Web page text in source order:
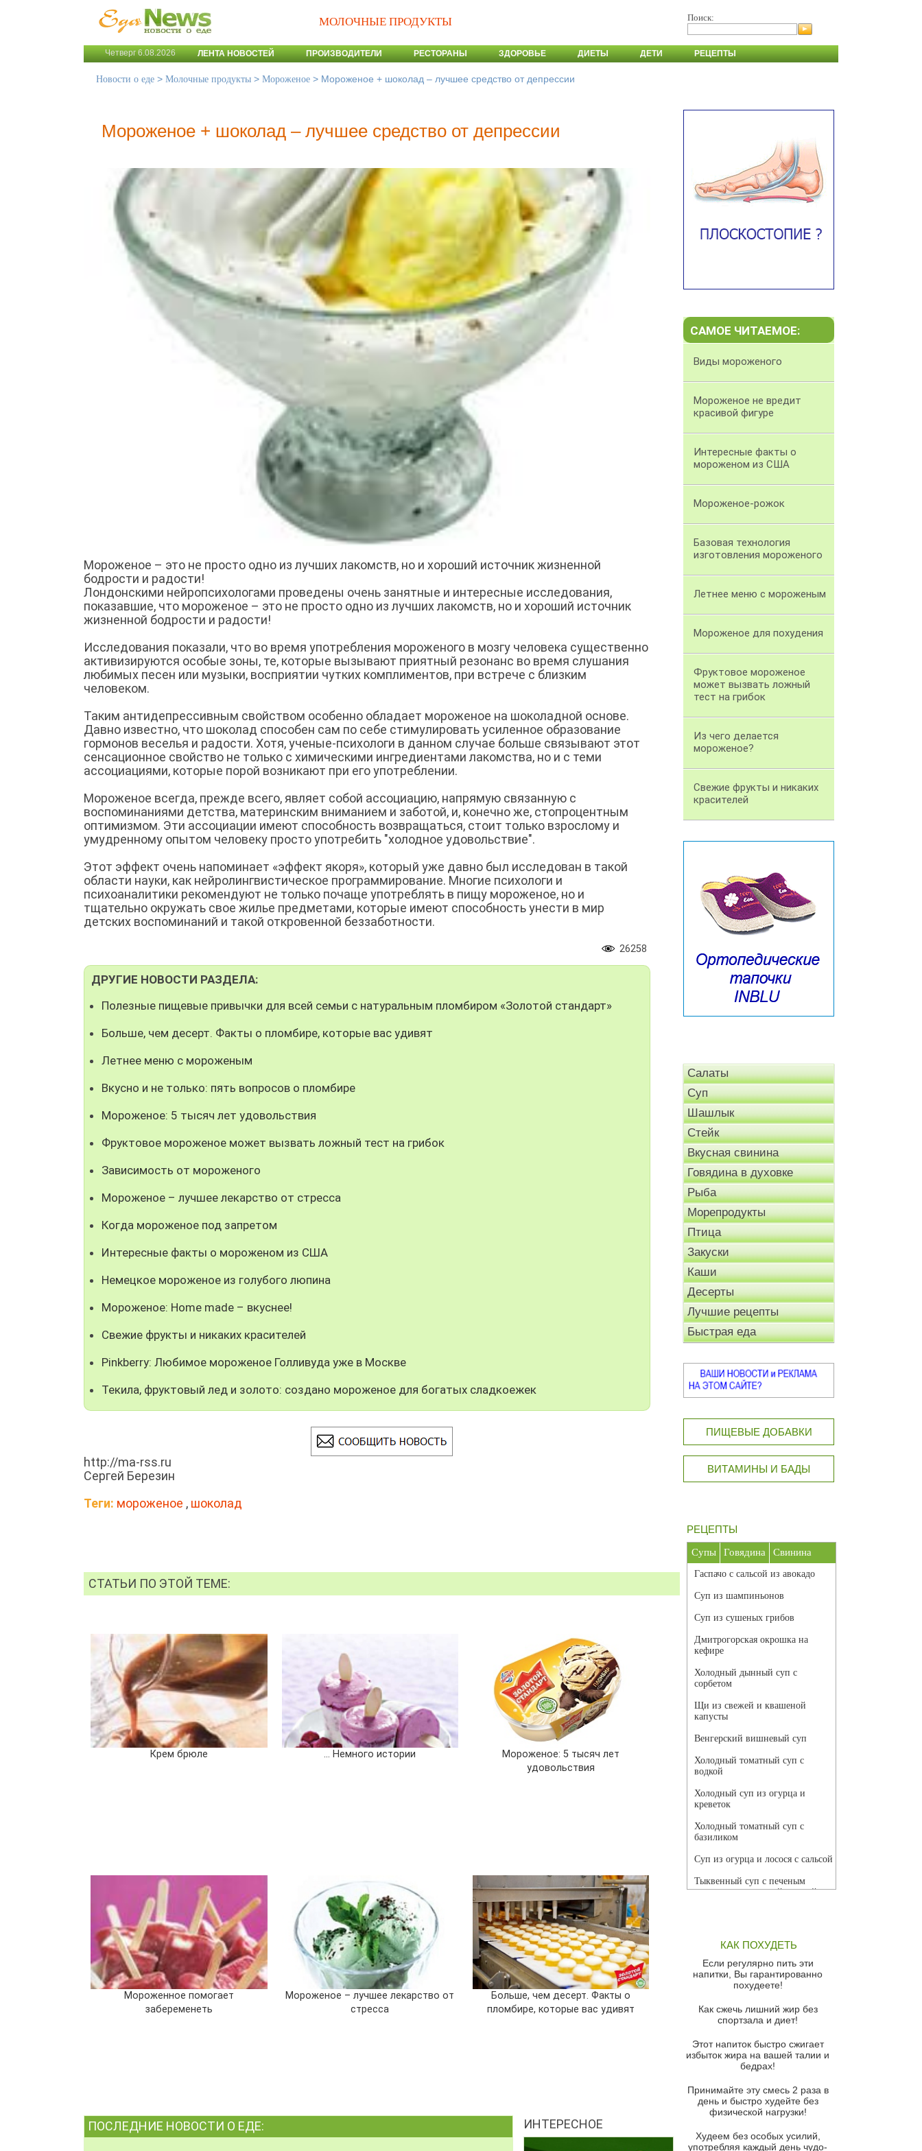
МОЛОЧНЫЕ ПРОДУКТЫ Поиск:
Четверг 6.08.2026 ЛЕНТА НОВОСТЕЙ ПРОИЗВОДИТЕЛИ РЕСТОРАНЫ ЗДОРОВЬЕ ДИЕТЫ ДЕТИ РЕЦЕПТЫ
Новости о еде > Молочные продукты > Мороженое > Мороженое + шоколад – лучшее средство от депрессии
Мороженое + шоколад – лучшее средство от депрессии
Мороженое – это не просто одно из лучших лакомств, но и хороший источник жизненной
бодрости и радости!
Лондонскими нейропсихологами проведены очень занятные и интересные исследования,
показавшие, что мороженое – это не просто одно из лучших лакомств, но и хороший источник
жизненной бодрости и радости!
Исследования показали, что во время употребления мороженого в мозгу человека существенно
активизируются особые зоны, те, которые вызывают приятный резонанс во время слушания
любимых песен или музыки, восприятии чутких комплиментов, при встрече с близким
человеком.
Таким антидепрессивным свойством особенно обладает мороженое на шоколадной основе.
Давно известно, что шоколад способен сам по себе стимулировать усиленное образование
гормонов веселья и радости. Хотя, ученые-психологи в данном случае больше связывают этот
сенсационное свойство не только с химическими ингредиентами лакомства, но и с теми
ассоциациями, которые порой возникают при его употреблении.
Мороженое всегда, прежде всего, являет собой ассоциацию, напрямую связанную с
воспоминаниями детства, материнским вниманием и заботой, и, конечно же, стопроцентным
оптимизмом. Эти ассоциации имеют способность возвращаться, стоит только взрослому и
умудренному опытом человеку просто употребить "холодное удовольствие".
Этот эффект очень напоминает «эффект якоря», который уже давно был исследован в такой
области науки, как нейролингвистическое программирование. Многие психологи и
психоаналитики рекомендуют не только почаще употреблять в пищу мороженое, но и
тщательно окружать свое жилье предметами, которые имеют способность унести в мир
детских воспоминаний и такой откровенной беззаботности.
26258
ДРУГИЕ НОВОСТИ РАЗДЕЛА:
Полезные пищевые привычки для всей семьи с натуральным пломбиром «Золотой стандарт»
Больше, чем десерт. Факты о пломбире, которые вас удивят
Летнее меню с мороженым
Вкусно и не только: пять вопросов о пломбире
Мороженое: 5 тысяч лет удовольствия
Фруктовое мороженое может вызвать ложный тест на грибок
Зависимость от мороженого
Мороженое – лучшее лекарство от стресса
Когда мороженое под запретом
Интересные факты о мороженом из США
Немецкое мороженое из голубого люпина
Мороженое: Home made – вкуснее!
Свежие фрукты и никаких красителей
Pinkberry: Любимое мороженое Голливуда уже в Москве
Текила, фруктовый лед и золото: создано мороженое для богатых сладкоежек
http://ma-rss.ru
Сергей Березин
Теги: мороженое , шоколад
СТАТЬИ ПО ЭТОЙ ТЕМЕ:
Крем брюле ... Немного истории
Мороженое: 5 тысяч лет
удовольствия
Мороженное помогает
забеременеть
Мороженое – лучшее лекарство от
стресса
Больше, чем десерт. Факты о
пломбире, которые вас удивят
ПОСЛЕДНИЕ НОВОСТИ О ЕДЕ: ИНТЕРЕСНОЕ
САМОЕ ЧИТАЕМОЕ:
Виды мороженого
Мороженое не вредит
красивой фигуре
Интересные факты о
мороженом из США
Мороженое-рожок
Базовая технология
изготовления мороженого
Летнее меню с мороженым
Мороженое для похудения
Фруктовое мороженое
может вызвать ложный
тест на грибок
Из чего делается
мороженое?
Свежие фрукты и никаких
красителей
Салаты
Суп
Шашлык
Стейк
Вкусная свинина
Говядина в духовке
Рыба
Морепродукты
Птица
Закуски
Каши
Десерты
Лучшие рецепты
Быстрая еда
ПИЩЕВЫЕ ДОБАВКИ
ВИТАМИНЫ И БАДЫ
РЕЦЕПТЫ
Супы Говядина Свинина
Гаспачо с сальсой из авокадо
Суп из шампиньонов
Суп из сушеных грибов
Дмитрогорская окрошка на
кефире
Холодный дынный суп с
сорбетом
Щи из свежей и квашеной
капусты
Венгерский вишневый суп
Холодный томатный суп с
водкой
Холодный суп из огурца и
креветок
Холодный томатный суп с
базиликом
Суп из огурца и лосося с сальсой
Тыквенный суп с печеным
чесноком и томатной сальсой
красного перца
Парижский луковый суп
Суп из спаржи и горошка с
Суп-крем из цветной капусты
Французский луковый суп
Суп из баклажанов с моцареллой
Грибной крем-суп с кростини с
козьим сыром
Суп мисо с зеленым луком и
тофу
КАК ПОХУДЕТЬ
Если регулярно пить эти
напитки, Вы гарантированно
похудеете!
Как сжечь лишний жир без
спортзала и диет!
Этот напиток быстро сжигает
избыток жира на вашей талии и
бедрах!
Принимайте эту смесь 2 раза в
день и быстро худейте без
физической нагрузки!
Худеем без особых усилий,
употребляя каждый день чудо-